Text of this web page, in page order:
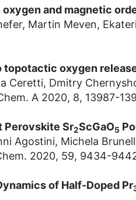
and magnetic
Martin Meven,
oxygen
Ceretti, Dmitry
A 2020, 8, 13987-
Perovskite Sr2ScGaO5
Agostini, Michela
2020, 59, 9434-
of Half-Doped Pr